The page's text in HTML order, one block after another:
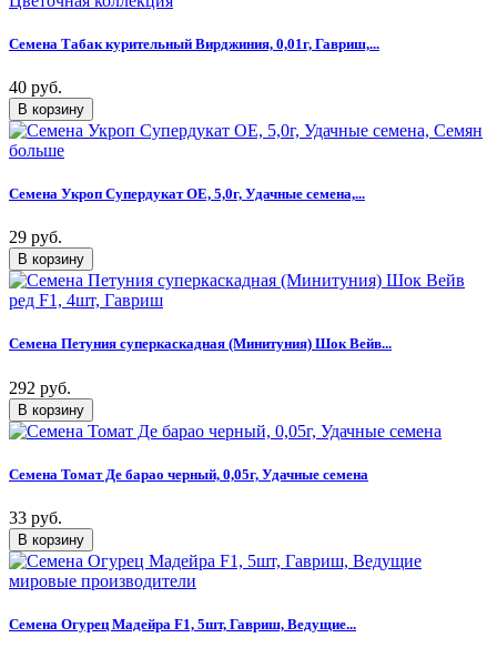
Семена Табак курительный Вирджиния, 0,01г, Гавриш,...
40 руб.
Семена Укроп Супердукат ОЕ, 5,0г, Удачные семена,...
29 руб.
Семена Петуния суперкаскадная (Минитуния) Шок Вейв...
292 руб.
Семена Томат Де барао черный, 0,05г, Удачные семена
33 руб.
Семена Огурец Мадейра F1, 5шт, Гавриш, Ведущие...